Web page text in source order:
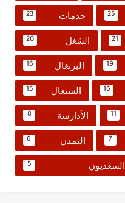
25 خدمات 23
21 الشغل 20
19 البرتغال 16
16 السنغال 15
11 الأدارسة 8
7 التمدن 6
السعديون 5